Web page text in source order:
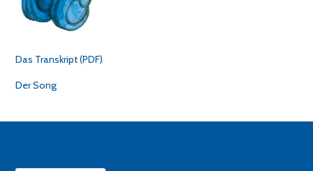
Das Transkript (PDF)
Der Song